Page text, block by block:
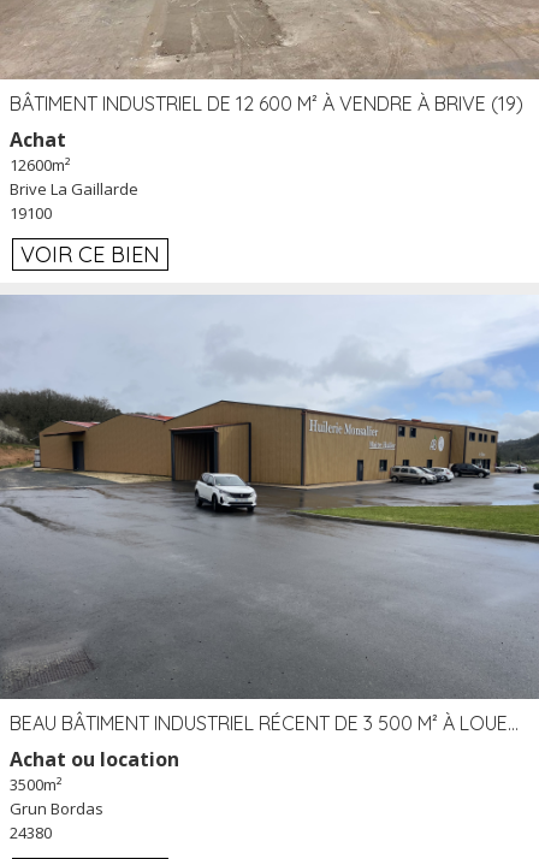
BÂTIMENT INDUSTRIEL DE 12 600 M² À VENDRE À BRIVE (19)
Achat
12600m²
Brive La Gaillarde
19100
VOIR CE BIEN
BEAU BÂTIMENT INDUSTRIEL RÉCENT DE 3 500 M² À LOUER OU VENDRE PROCHE PÉRIGUEUX (24)
Achat ou location
3500m²
Grun Bordas
24380